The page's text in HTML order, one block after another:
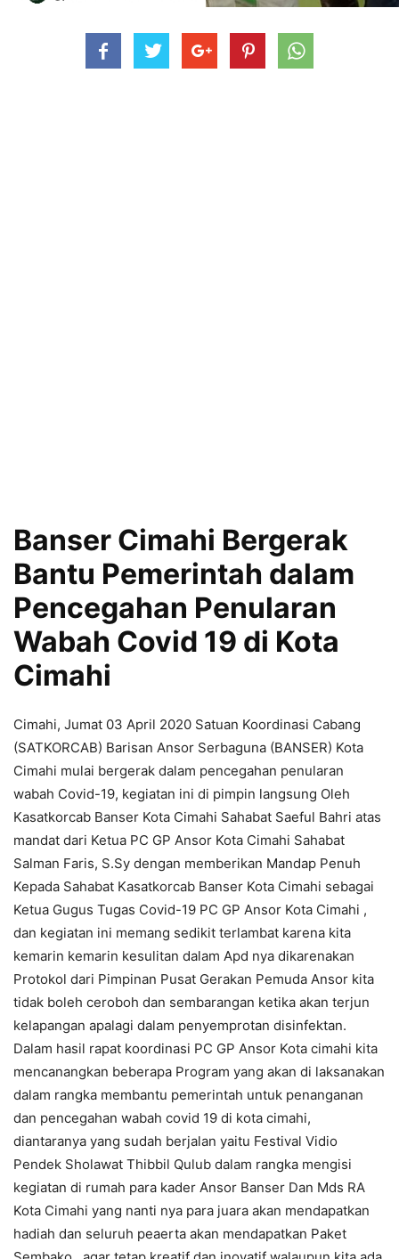
Banser Cimahi Bergerak
Bantu Pemerintah dalam
Pencegahan Penularan
Wabah Covid 19 di Kota
Cimahi
Cimahi, Jumat 03 April 2020 Satuan Koordinasi Cabang
(SATKORCAB) Barisan Ansor Serbaguna (BANSER) Kota
Cimahi mulai bergerak dalam pencegahan penularan
wabah Covid-19, kegiatan ini di pimpin langsung Oleh
Kasatkorcab Banser Kota Cimahi Sahabat Saeful Bahri atas
mandat dari Ketua PC GP Ansor Kota Cimahi Sahabat
Salman Faris, S.Sy dengan memberikan Mandap Penuh
Kepada Sahabat Kasatkorcab Banser Kota Cimahi sebagai
Ketua Gugus Tugas Covid-19 PC GP Ansor Kota Cimahi ,
dan kegiatan ini memang sedikit terlambat karena kita
kemarin kemarin kesulitan dalam Apd nya dikarenakan
Protokol dari Pimpinan Pusat Gerakan Pemuda Ansor kita
tidak boleh ceroboh dan sembarangan ketika akan terjun
kelapangan apalagi dalam penyemprotan disinfektan.
Dalam hasil rapat koordinasi PC GP Ansor Kota cimahi kita
mencanangkan beberapa Program yang akan di laksanakan
dalam rangka membantu pemerintah untuk penanganan
dan pencegahan wabah covid 19 di kota cimahi,
diantaranya yang sudah berjalan yaitu Festival Vidio
Pendek Sholawat Thibbil Qulub dalam rangka mengisi
kegiatan di rumah para kader Ansor Banser Dan Mds RA
Kota Cimahi yang nanti nya para juara akan mendapatkan
hadiah dan seluruh peaerta akan mendapatkan Paket